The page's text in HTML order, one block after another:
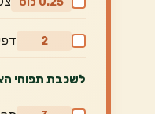
2
לשכבת תפוחי